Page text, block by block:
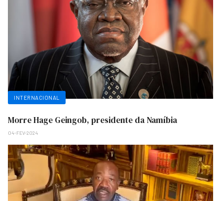
INTERNACIONAL
Morre Hage Geingob, presidente da Namíbia
04-FEV-2024